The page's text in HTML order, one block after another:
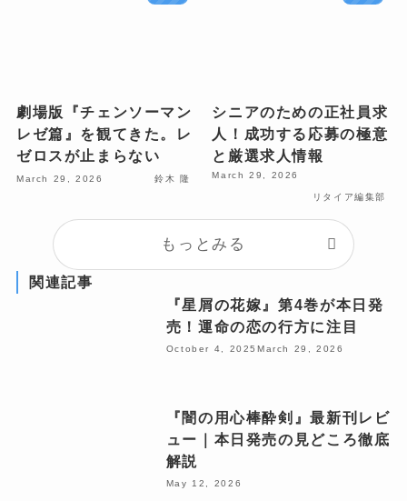
劇場版『チェンソーマン
レゼ篇』を観てきた。レ
ゼロスが止まらない
March 29, 2026 鈴木 隆
シニアのための正社員求
人！成功する応募の極意
と厳選求人情報
March 29, 2026
リタイア編集部
もっとみる
関連記事
『星屑の花嫁』第4巻が本日発
売！運命の恋の行方に注目
October 4, 2025 March 29, 2026
『闇の用心棒酔剣』最新刊レビ
ュー｜本日発売の見どころ徹底
解説
May 12, 2026